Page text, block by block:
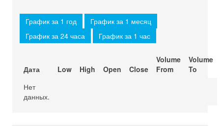
График за 1 год
График за 1 месяц
График за 24 часа
График за 1 час
Дата Low High Open Close
Volume
From
Volume
To
Нет
данных.